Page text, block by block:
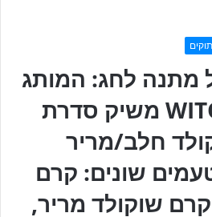
מתנה לחג: המותג
האיטלקי WITORS משיק סדרת
חלב/מריר
ב – 4 טעמים שונים: קרם
שוקולד מריר,